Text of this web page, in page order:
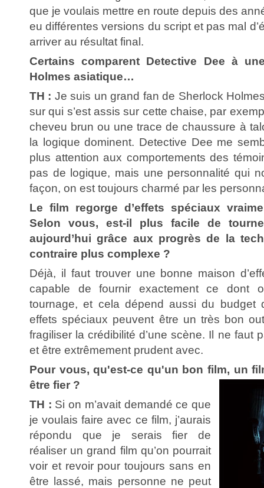
que je voulais mettre en route depuis des
eu différentes versions du script et pas mal
arriver au résultat final.
Certains comparent Detective Dee à
Holmes asiatique…
TH : Je suis un grand fan de Sherlock
sur qui s’est assis sur cette chaise, par
cheveu brun ou une trace de chaussure à
la logique dominent. Detective Dee me
plus attention aux comportements des
pas de logique, mais une personnalité qui
façon, on est toujours charmé par les
Le film regorge d’effets spéciaux
Selon vous, est-il plus facile de
aujourd’hui grâce aux progrès de la
contraire plus complexe ?
Déjà, il faut trouver une bonne maison
capable de fournir exactement ce dont
tournage, et cela dépend aussi du budget
effets spéciaux peuvent être un très bon
fragiliser la crédibilité d’une scène. Il ne faut
et être extrêmement prudent avec.
Pour vous, qu'est-ce qu'un bon film, un
être fier ?
TH : Si on m’avait demandé ce que
je voulais faire avec ce film, j’aurais
répondu que je serais fier de
réaliser un grand film qu’on pourrait
voir et revoir pour toujours sans en
être lassé, mais personne ne peut